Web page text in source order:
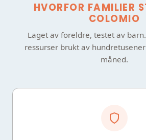
HVORFOR FAMILIER
COLOMIO
Laget av foreldre, testet av
ressurser brukt av
måned.